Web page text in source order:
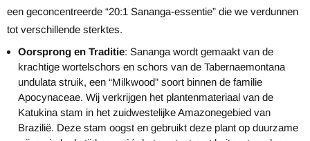
een geconcentreerde “20:1 Sananga-essentie” die we verdunnen
tot verschillende sterktes.
Oorsprong en Traditie: Sananga wordt gemaakt van de
krachtige wortelschors en schors van de Tabernaemontana
undulata struik, een “Milkwood” soort binnen de familie
Apocynaceae. Wij verkrijgen het plantenmateriaal van de
Katukina stam in het zuidwestelijke Amazonegebied van
Brazilië. Deze stam oogst en gebruikt deze plant op duurzame